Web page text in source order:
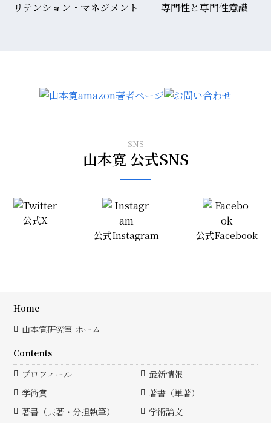
リテンション・マネジメント 専門性と専門性意識
SNS
山本寛 公式SNS
公式X
公式Instagram
公式Facebook
Home
山本寛研究室 ホーム
Contents
プロフィール
最新情報
学術賞
著書（単著）
著書（共著・分担執筆）
学術論文